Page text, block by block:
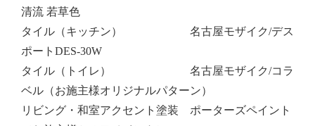
清流 若草色
タイル（キッチン） 名古屋モザイク/デス
ポートDES-30W
タイル（トイレ） 名古屋モザイク/コラ
ベル（お施主様オリジナルパターン）
リビング・和室アクセント塗装 ポーターズペイント